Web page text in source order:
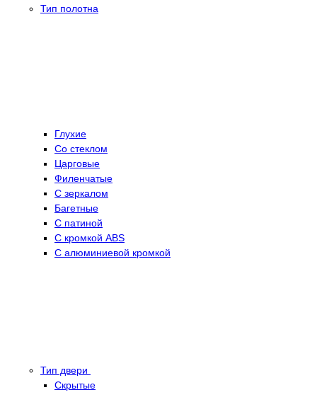
Тип полотна
Глухие
Со стеклом
Царговые
Филенчатые
С зеркалом
Багетные
С патиной
С кромкой ABS
С алюминиевой кромкой
Тип двери
Скрытые